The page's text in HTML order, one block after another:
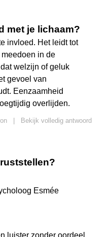
met je lichaam?
invloed. Het leidt tot
in de
welzijn of geluk
gevoel van
Eenzaamheid
overlijden.
Bekijk volledig antwoord
Esmée